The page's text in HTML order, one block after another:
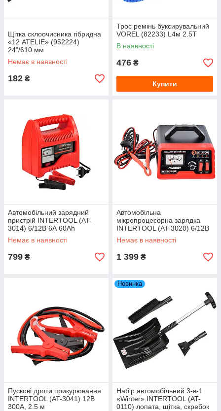
Щітка склоочисника гібридна
«12 ATELIE» (952224)
24"/610 мм
Немає в наявності
182 ₴
Трос ремінь буксирувальний
VOREL (82233) L4м 2.5Т
В наявності
476 ₴
Купити
Автомобільний зарядний
пристрій INTERTOOL (AT-
3014) 6/12В 6А 60Ah
Немає в наявності
799 ₴
Автомобільна
мікропроцесорна зарядка
INTERTOOL (AT-3020) 6/12В
10А 120Ah
Немає в наявності
1 399 ₴
Пускові дроти прикурювання
INTERTOOL (AT-3041) 12В
300А, 2.5 м
Новинка
Набір автомобільний 3-в-1
«Winter» INTERTOOL (AT-
0110) лопата, щітка, скребок